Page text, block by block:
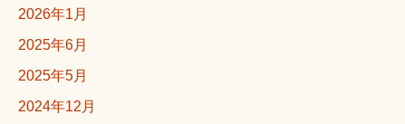
2026年1月
2025年6月
2025年5月
2024年12月